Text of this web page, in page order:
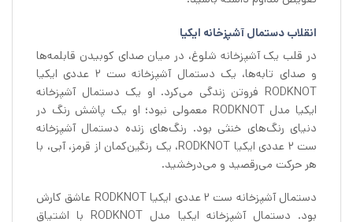
انقلاب دستمال آشپزخانه ایکیا
در قلب یک آشپزخانه شلوغ، در میان صدای کوبیدن قابلمه‌ها
و صدای تابه‌ها، یک دستمال آشپزخانه ست 2 عددی ایکیا
RODKNOT فروتن زندگی می‌کرد. او یک دستمال آشپزخانه
ایکیا مدل RODKNOT معمولی نبود؛ او یک پاشش رنگ در
دنیای رنگ‌های خنثی بود. رنگ‌های زنده دستمال آشپزخانه
ست ۲ عددی ایکیا RODKNOT، یک رنگین‌کمان از قرمز، آبی، با
هر حرکت می‌رقصید و می‌درخشید.
دستمال آشپزخانه ست 2 عددی ایکیا RODKNOT عاشق کارش
بود. دستمال آشپزخانه ایکیا مدل RODKNOT با اشتیاق